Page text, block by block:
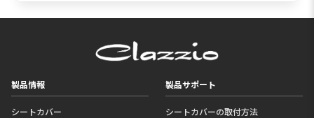
製品情報
シートカバー
製品サポート
シートカバーの取付方法